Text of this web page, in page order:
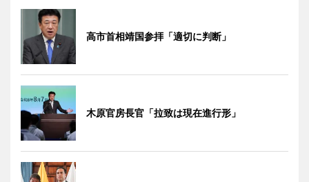
高市首相靖国参拝「適切に判断」
木原官房長官「拉致は現在進行形」